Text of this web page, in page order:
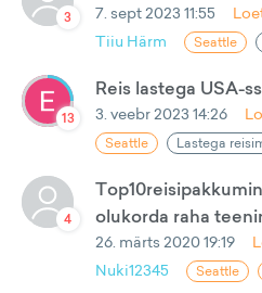
3 7. sept 2023 11:55
Tiiu Härm
Seattle
13
Reis lastega USA-
3. veebr 2023 14:26
Seattle Lastega
4
olukorda raha
26. märts 2020 19:19
Nuki12345
Seattle